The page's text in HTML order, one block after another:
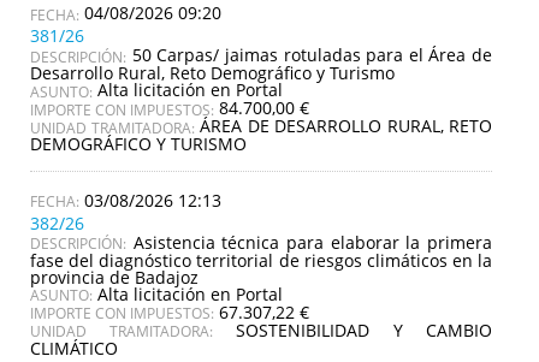
04/08/2026 09:20
381/26
DESCRIPCIÓN: 50 Carpas/ jaimas rotuladas para el Área de
Desarrollo Rural, Reto Demográfico y Turismo
ASUNTO: Alta licitación en Portal
IMPORTE CON IMPUESTOS: 84.700,00 €
UNIDAD TRAMITADORA: ÁREA DE DESARROLLO RURAL, RETO
DEMOGRÁFICO Y TURISMO
03/08/2026 12:13
382/26
DESCRIPCIÓN: Asistencia técnica para elaborar la primera
fase del diagnóstico territorial de riesgos climáticos en la
provincia de Badajoz
ASUNTO: Alta licitación en Portal
IMPORTE CON IMPUESTOS: 67.307,22 €
UNIDAD TRAMITADORA: SOSTENIBILIDAD Y CAMBIO
CLIMÁTICO